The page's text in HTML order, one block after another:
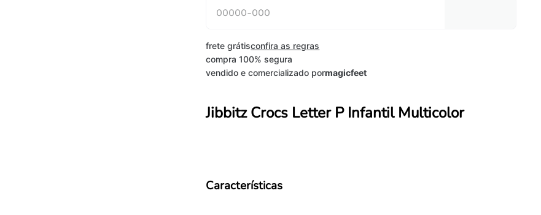
frete grátisconfira as regras
compra 100% segura
vendido e comercializado pormagicfeet
Jibbitz Crocs Letter P Infantil Multicolor
Características